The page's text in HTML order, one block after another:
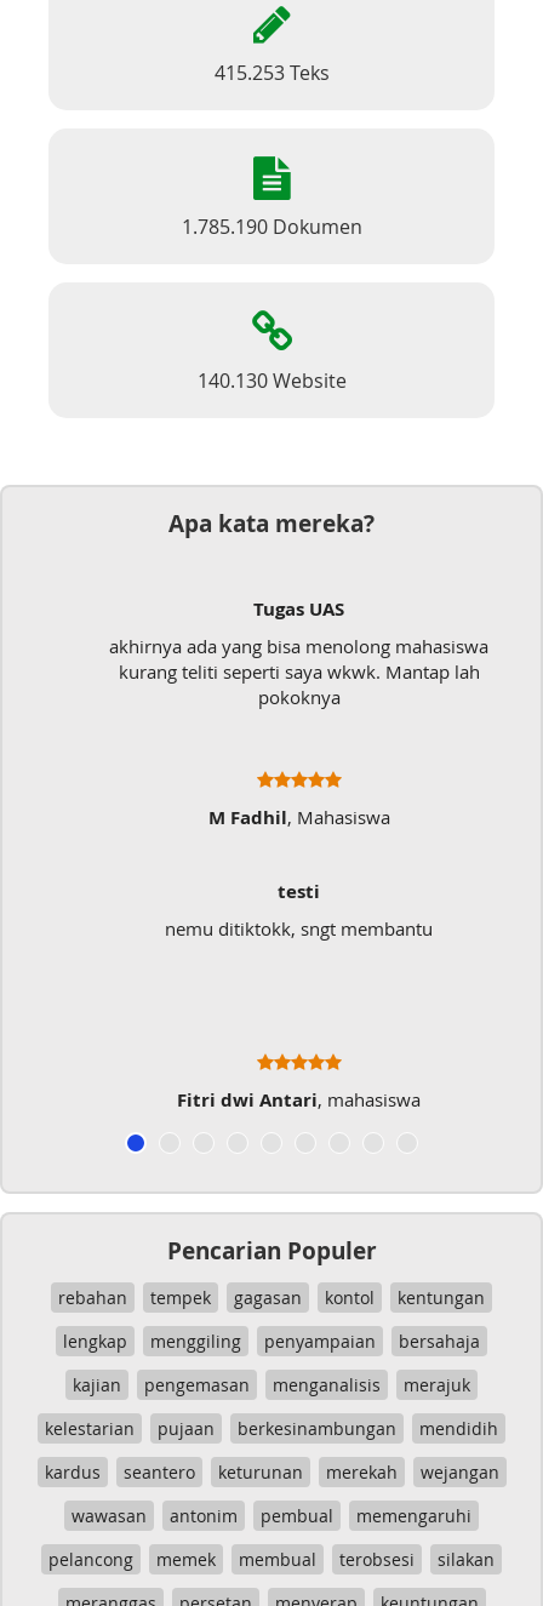
415.253 Teks
1.785.190 Dokumen
140.130 Website
Apa kata mereka?
Tugas UAS
akhirnya ada yang bisa menolong mahasiswa
kurang teliti seperti saya wkwk. Mantap lah
pokoknya
M Fadhil, Mahasiswa
testi
nemu ditiktokk, sngt membantu
Fitri dwi Antari, mahasiswa
Pencarian Populer
rebahan tempek gagasan kontol
kentungan
lengkap
menggiling penyampaian
bersahaja
kajian
pengemasan menganalisis
merajuk
kelestarian
pujaan berkesinambungan
mendidih
kardus
seantero keturunan merekah
wejangan
wawasan
antonim pembual
memengaruhi
pelancong
memek membual terobsesi
silakan